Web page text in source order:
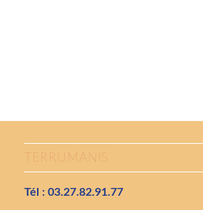
TERRUMANIS
Tél : 03.27.82.91.77